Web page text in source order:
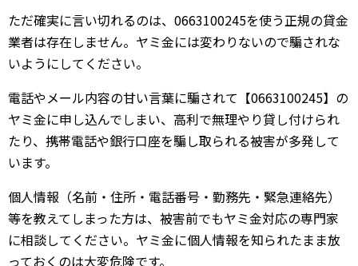
ただ確実に言い切れるのは、0663100245を使う正規の貸金
業者は存在しません。ヤミ金には変わりないので騙されな
いようにしてください。
電話やメール内容の甘い言葉に騙されて【0663100245】の
ヤミ金に申し込んでしまい、高利で無理やり貸し付けられ
たり、携帯電話や銀行口座を騙し取られる被害が多発して
います。
個人情報（名前・住所・電話番号・勤務先・緊急連絡先）
等を教えてしまった方は、被害前でもヤミ金対応の専門家
に相談してください。ヤミ金に個人情報を知られたまま放
っておくのは大変危険です。